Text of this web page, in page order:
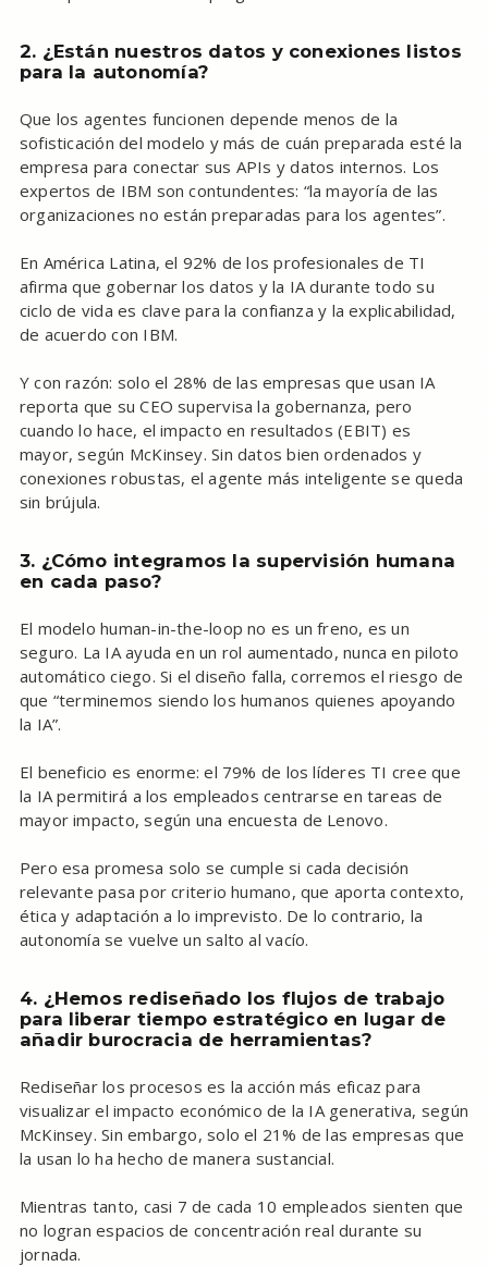
2. ¿Están nuestros datos y conexiones listos
para la autonomía?
Que los agentes funcionen depende menos de la
sofisticación del modelo y más de cuán preparada esté la
empresa para conectar sus APIs y datos internos. Los
expertos de IBM son contundentes: “la mayoría de las
organizaciones no están preparadas para los agentes”.
En América Latina, el 92% de los profesionales de TI
afirma que gobernar los datos y la IA durante todo su
ciclo de vida es clave para la confianza y la explicabilidad,
de acuerdo con IBM.
Y con razón: solo el 28% de las empresas que usan IA
reporta que su CEO supervisa la gobernanza, pero
cuando lo hace, el impacto en resultados (EBIT) es
mayor, según McKinsey. Sin datos bien ordenados y
conexiones robustas, el agente más inteligente se queda
sin brújula.
3. ¿Cómo integramos la supervisión humana
en cada paso?
El modelo human-in-the-loop no es un freno, es un
seguro. La IA ayuda en un rol aumentado, nunca en piloto
automático ciego. Si el diseño falla, corremos el riesgo de
que “terminemos siendo los humanos quienes apoyando
la IA”.
El beneficio es enorme: el 79% de los líderes TI cree que
la IA permitirá a los empleados centrarse en tareas de
mayor impacto, según una encuesta de Lenovo.
Pero esa promesa solo se cumple si cada decisión
relevante pasa por criterio humano, que aporta contexto,
ética y adaptación a lo imprevisto. De lo contrario, la
autonomía se vuelve un salto al vacío.
4. ¿Hemos rediseñado los flujos de trabajo
para liberar tiempo estratégico en lugar de
añadir burocracia de herramientas?
Rediseñar los procesos es la acción más eficaz para
visualizar el impacto económico de la IA generativa, según
McKinsey. Sin embargo, solo el 21% de las empresas que
la usan lo ha hecho de manera sustancial.
Mientras tanto, casi 7 de cada 10 empleados sienten que
no logran espacios de concentración real durante su
jornada.